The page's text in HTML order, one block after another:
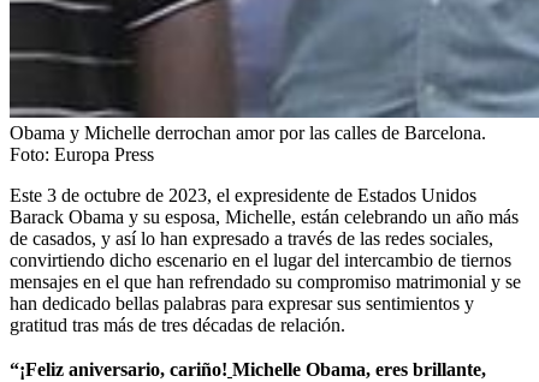
Obama y Michelle derrochan amor por las calles de Barcelona.
Foto: Europa Press
Este 3 de octubre de 2023, el expresidente de Estados Unidos
Barack Obama y su esposa, Michelle, están celebrando un año más
de casados, y así lo han expresado a través de las redes sociales,
convirtiendo dicho escenario en el lugar del intercambio de tiernos
mensajes en el que han refrendado su compromiso matrimonial y se
han dedicado bellas palabras para expresar sus sentimientos y
gratitud tras más de tres décadas de relación.
“¡Feliz aniversario, cariño! Michelle Obama, eres brillante,